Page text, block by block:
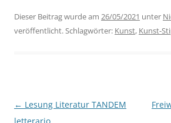
Dieser Beitrag wurde am 26/05/2021 unter
veröffentlicht. Schlagwörter: Kunst, Kunst-
Beitragsnavigation
← Lesung Literatur TANDEM